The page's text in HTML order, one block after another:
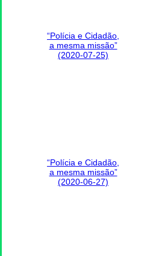
“Polícia e Cidadão,
a mesma missão”
(2020-07-25)
“Polícia e Cidadão,
a mesma missão”
(2020-06-27)